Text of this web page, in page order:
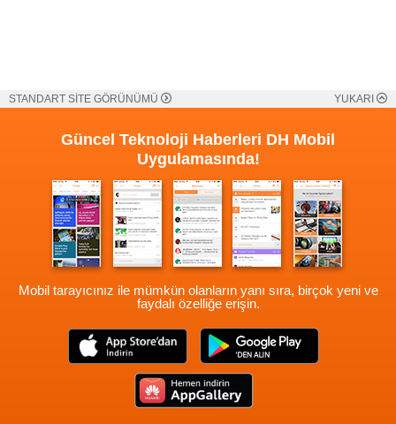
STANDART SİTE GÖRÜNÜMÜ YUKARI
Güncel Teknoloji Haberleri DH Mobil
Uygulamasında!
Mobil tarayıcınız ile mümkün olanların yanı sıra, birçok yeni ve
faydalı özelliğe erişin.